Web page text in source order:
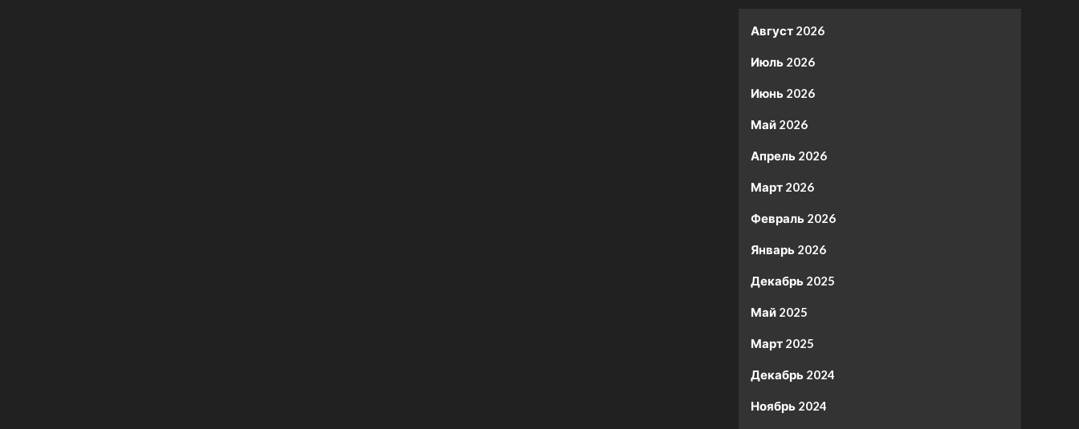
Август 2026
Июль 2026
Июнь 2026
Май 2026
Апрель 2026
Март 2026
Февраль 2026
Январь 2026
Декабрь 2025
Май 2025
Март 2025
Декабрь 2024
Ноябрь 2024